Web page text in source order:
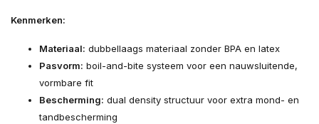
Kenmerken:
Materiaal: dubbellaags materiaal zonder BPA en latex
Pasvorm: boil-and-bite systeem voor een nauwsluitende,
vormbare fit
Bescherming: dual density structuur voor extra mond- en
tandbescherming